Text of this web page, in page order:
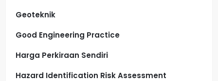
Geoteknik
Good Engineering Practice
Harga Perkiraan Sendiri
Hazard Identification Risk Assessment